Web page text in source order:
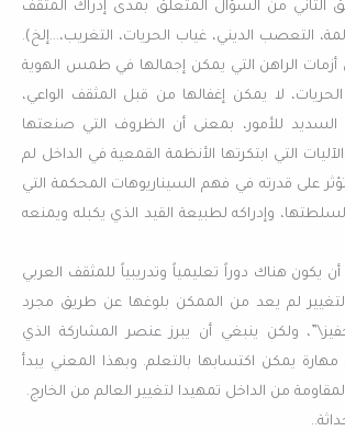
الثاني من السؤال المتعلق بمدى إدراك المثقف
التعصب الديني، غياب الحريات، التغريب،…إلخ).
الراهن التي يمكن إجمالها في طمس الهوية
لا يمكن إغفالها من قبل المثقف الواعي،
السديد للأمور، بمعنى أن الظروف التي صنعتها
التي ابتكرتها الأنظمة القمعية في الداخل لم
على قدرته في فهم السيناريوهات المحكمة التي
وإدراكه لطبيعة القيد الذي يكبله ويمنعه
يكون هناك دوراً تعليمياً وتدريبياً للمثقف العربي
التغيير لم يعد من الممكن بلوغها عن طريق مجرد
ولكن ينبغي أن يبرز عنصر المشاركة الذي
يمكن اكتسابها بالتعلم. وبهذا المعني يبدأ
من الداخل تمهيدا لتغيير العالم من الخارج.